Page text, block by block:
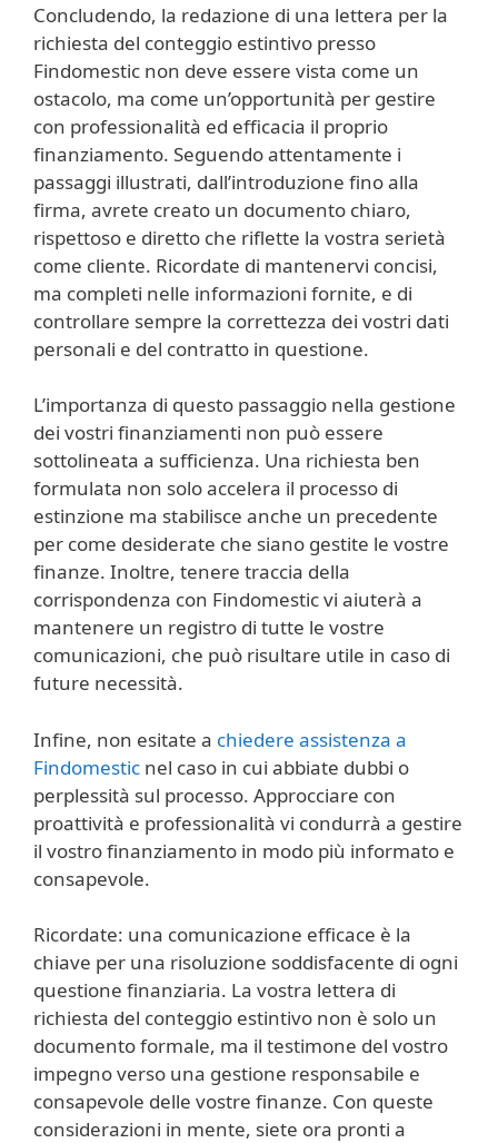
Concludendo, la redazione di una lettera per la
richiesta del conteggio estintivo presso
Findomestic non deve essere vista come un
ostacolo, ma come un’opportunità per gestire
con professionalità ed efficacia il proprio
finanziamento. Seguendo attentamente i
passaggi illustrati, dall’introduzione fino alla
firma, avrete creato un documento chiaro,
rispettoso e diretto che riflette la vostra serietà
come cliente. Ricordate di mantenervi concisi,
ma completi nelle informazioni fornite, e di
controllare sempre la correttezza dei vostri dati
personali e del contratto in questione.
L’importanza di questo passaggio nella gestione
dei vostri finanziamenti non può essere
sottolineata a sufficienza. Una richiesta ben
formulata non solo accelera il processo di
estinzione ma stabilisce anche un precedente
per come desiderate che siano gestite le vostre
finanze. Inoltre, tenere traccia della
corrispondenza con Findomestic vi aiuterà a
mantenere un registro di tutte le vostre
comunicazioni, che può risultare utile in caso di
future necessità.
Infine, non esitate a chiedere assistenza a
Findomestic nel caso in cui abbiate dubbi o
perplessità sul processo. Approcciare con
proattività e professionalità vi condurrà a gestire
il vostro finanziamento in modo più informato e
consapevole.
Ricordate: una comunicazione efficace è la
chiave per una risoluzione soddisfacente di ogni
questione finanziaria. La vostra lettera di
richiesta del conteggio estintivo non è solo un
documento formale, ma il testimone del vostro
impegno verso una gestione responsabile e
consapevole delle vostre finanze. Con queste
considerazioni in mente, siete ora pronti a